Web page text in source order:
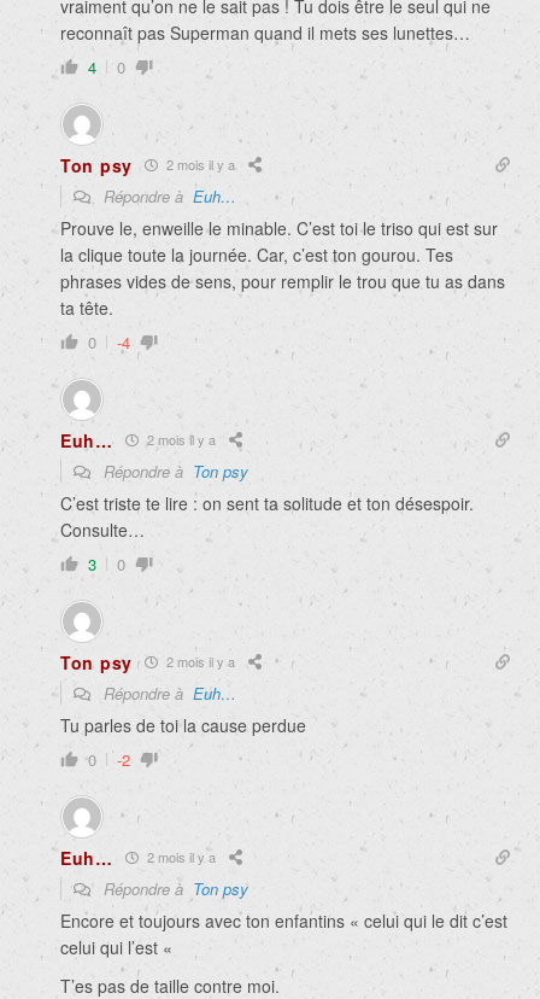
vraiment qu’on ne le sait pas ! Tu dois être le seul qui ne
reconnaît pas Superman quand il mets ses lunettes…
4 0
Ton psy 2 mois il y a
Répondre à Euh…
Prouve le, enweille le minable. C’est toi le triso qui est sur
la clique toute la journée. Car, c’est ton gourou. Tes
phrases vides de sens, pour remplir le trou que tu as dans
ta tête.
0 -4
Euh… 2 mois il y a
Répondre à Ton psy
C’est triste te lire : on sent ta solitude et ton désespoir.
Consulte…
3 0
Ton psy 2 mois il y a
Répondre à Euh…
Tu parles de toi la cause perdue
0 -2
Euh… 2 mois il y a
Répondre à Ton psy
Encore et toujours avec ton enfantins « celui qui le dit c’est
celui qui l’est «
T’es pas de taille contre moi.